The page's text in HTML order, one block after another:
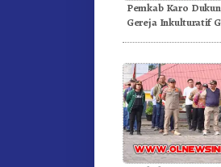
Pemkab Karo
Gereja Inkulturatif